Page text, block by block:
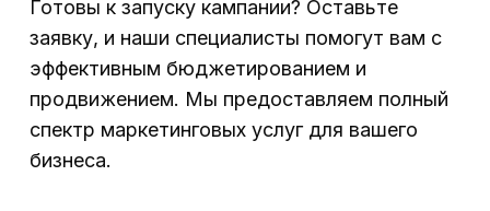
Готовы к запуску кампании? Оставьте
заявку, и наши специалисты помогут вам с
эффективным бюджетированием и
продвижением. Мы предоставляем полный
спектр маркетинговых услуг для вашего
бизнеса.